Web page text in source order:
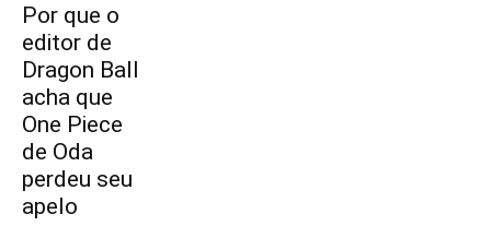
Por que o
editor de
Dragon Ball
acha que
One Piece
de Oda
perdeu seu
apelo